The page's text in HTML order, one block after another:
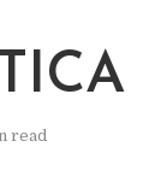
read